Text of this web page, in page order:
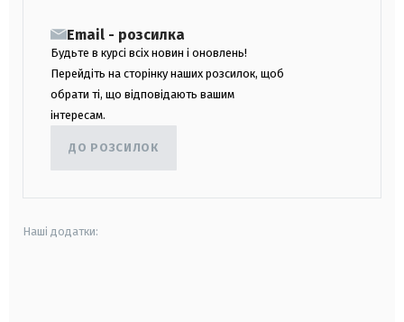
Email - розсилка
Будьте в курсі всіх новин і оновлень!
Перейдіть на сторінку наших розсилок, щоб
обрати ті, що відповідають вашим
інтересам.
ДО РОЗСИЛОК
Наші додатки: